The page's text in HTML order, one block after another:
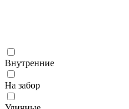
Внутренние
На забор